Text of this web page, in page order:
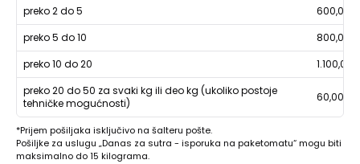
preko 2 do 5
600,00
preko 5 do 10
800,00
preko 10 do 20
1.100,00
preko 20 do 50 za svaki kg ili deo kg (ukoliko postoje
tehničke mogućnosti)
60,00
*Prijem pošiljaka isključivo na šalteru pošte.
Pošiljke za uslugu „Danas za sutra - isporuka na paketomatu“ mogu biti
maksimalno do 15 kilograma.